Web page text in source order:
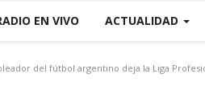
EN VIVO ACTUALIDAD
del fútbol argentino deja la Liga